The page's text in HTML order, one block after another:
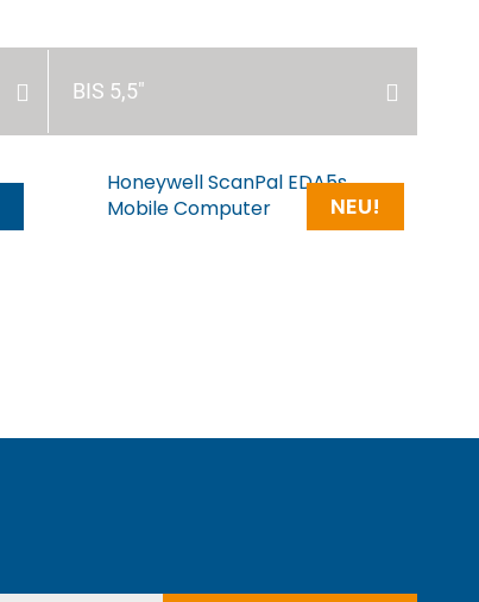
BIS 5,5"
NEU!
Honeywell ScanPal EDA5s
Mobile Computer